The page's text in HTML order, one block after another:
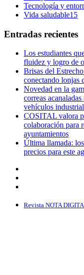
Tecnología y
Vida saludable15
Entradas recientes
Los estudiantes
fluidez y logro de
Brisas del
conectando lonjas
Novedad en la
correas
vehículos
COSITAL valora
colaboración para
ayuntamientos
Última llamada:
precios para este
Revista NOTA